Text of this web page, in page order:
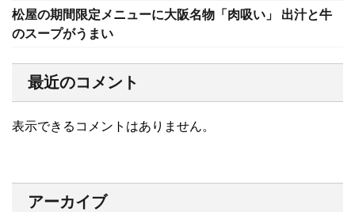
松屋の期間限定メニューに大阪名物「肉吸い」 出汁と牛
のスープがうまい
最近のコメント
表示できるコメントはありません。
アーカイブ